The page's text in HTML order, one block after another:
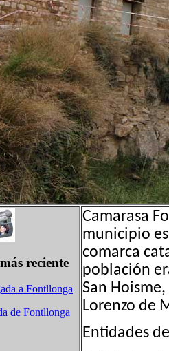
reciente
a Fontllonga
de Fontllonga
Camarasa
municipio
comarca
población
San
Lorenzo de
Entidades